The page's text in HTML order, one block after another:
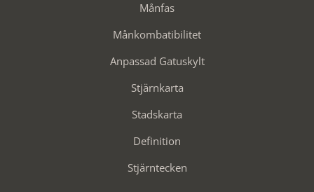
Månfas
Månkombatibilitet
Anpassad Gatuskylt
Stjärnkarta
Stadskarta
Definition
Stjärntecken